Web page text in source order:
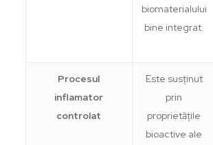
biomaterialului
bine integrat.
Procesul
inflamator
controlat
Este susținut
prin
proprietățile
bioactive ale